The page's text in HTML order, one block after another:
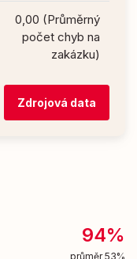
0,00 (Průměrný
počet chyb na
zakázku)
Zdrojová data
94%
průměr 53%